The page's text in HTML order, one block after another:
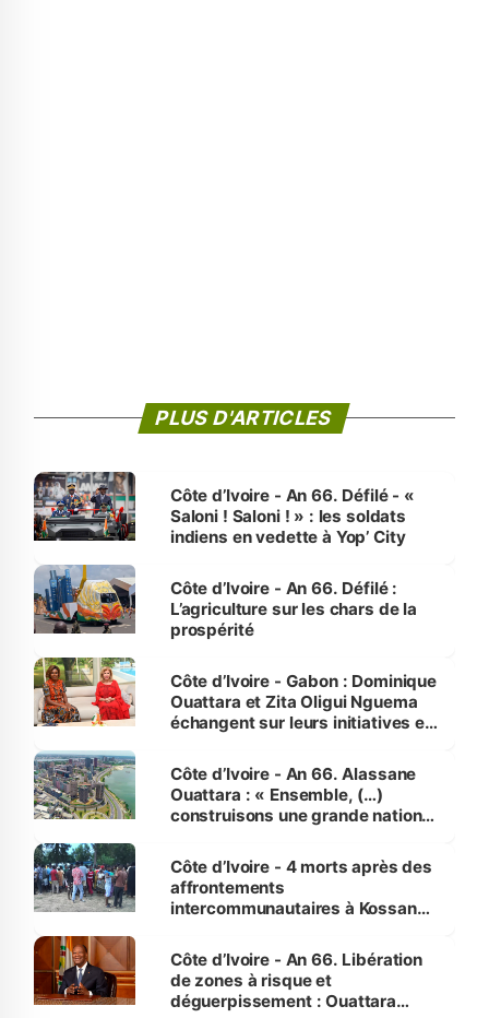
PLUS D'ARTICLES
Côte d’Ivoire - An 66. Défilé - «
Saloni ! Saloni ! » : les soldats
indiens en vedette à Yop’ City
Côte d’Ivoire - An 66. Défilé :
L’agriculture sur les chars de la
prospérité
Côte d’Ivoire - Gabon : Dominique
Ouattara et Zita Oligui Nguema
échangent sur leurs initiatives en
enfants
Côte d’Ivoire - An 66. Alassane
Ouattara : « Ensemble, (…)
construisons une grande nation
générations futures »
Côte d’Ivoire - 4 morts après des
affrontements
intercommunautaires à Kossandji
milieu des sinistrés
Côte d’Ivoire - An 66. Libération
de zones à risque et
déguerpissement : Ouattara